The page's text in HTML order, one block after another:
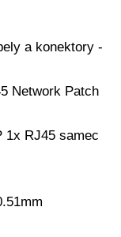
a konektory -
Network Patch
1x RJ45 samec